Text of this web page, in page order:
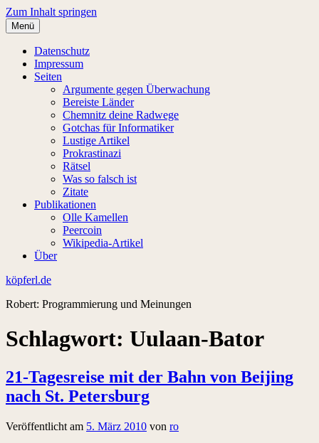
Zum Inhalt springen
Menü
Datenschutz
Impressum
Seiten
Argumente gegen Überwachung
Bereiste Länder
Chemnitz deine Radwege
Gotchas für Informatiker
Lustige Artikel
Prokrastinazi
Rätsel
Was so falsch ist
Zitate
Publikationen
Olle Kamellen
Peercoin
Wikipedia-Artikel
Über
köpferl.de
Robert: Programmierung und Meinungen
Schlagwort: Uulaan-Bator
21-Tagesreise mit der Bahn von Beijing
nach St. Petersburg
Veröffentlicht am 5. März 2010 von ro